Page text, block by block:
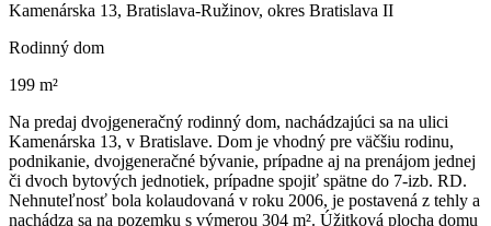
Kamenárska 13, Bratislava-Ružinov, okres Bratislava II
Rodinný dom
199 m²
Na predaj dvojgeneračný rodinný dom, nachádzajúci sa na ulici
Kamenárska 13, v Bratislave. Dom je vhodný pre väčšiu rodinu,
podnikanie, dvojgeneračné bývanie, prípadne aj na prenájom jednej
či dvoch bytových jednotiek, prípadne spojiť spätne do 7-izb. RD.
Nehnuteľnosť bola kolaudovaná v roku 2006, je postavená z tehly a
nachádza sa na pozemku s výmerou 304 m². Úžitková plocha domu